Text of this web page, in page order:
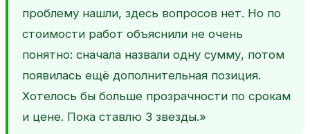
проблему нашли, здесь вопросов нет. Но по
стоимости работ объяснили не очень
понятно: сначала назвали одну сумму, потом
появилась ещё дополнительная позиция.
Хотелось бы больше прозрачности по срокам
и цене. Пока ставлю 3 звезды.»